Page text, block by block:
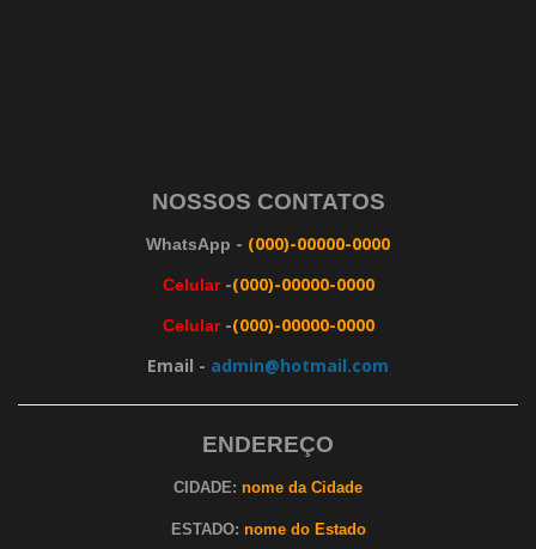
NOSSOS CONTATOS
WhatsApp - (000)-00000-0000
Celular -(000)-00000-0000
Celular-(000)-00000-0000
Email - admin@hotmail.com
ENDEREÇO
CIDADE: nome da Cidade
ESTADO: nome do Estado